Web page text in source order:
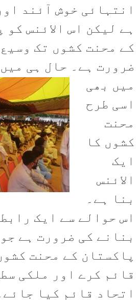
انتہائی خوش آئند
ہے لیکن اس الائنس
کے محنت کشوں تک
ضرورت ہے۔ حال ہی
میں بھی
اسی طرح
محنت
کشوں کا
ایک
الائنس
بنا ہے۔
اس حوالے سے ایک
بنانے کی ضرورت ہے
پاکستان کے محنت
قائم کرے اور ملکی
اتحاد قائم کیا